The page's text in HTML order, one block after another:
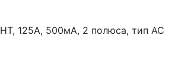
125A, 500мА, 2 полюса, тип АС